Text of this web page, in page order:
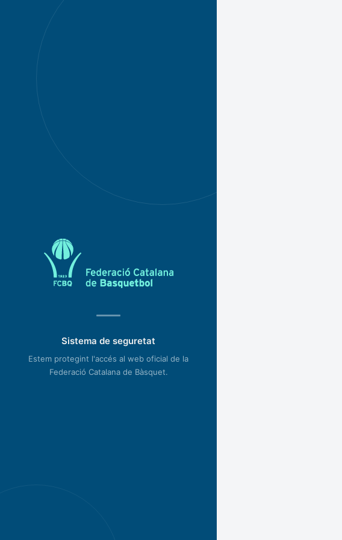
Sistema de seguretat
Estem protegint l'accés al web oficial de la
Federació Catalana de Bàsquet.